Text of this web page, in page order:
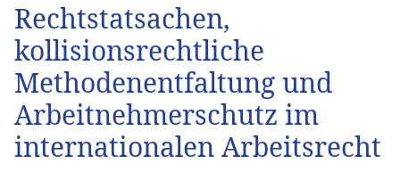
Rechtstatsachen,
kollisionsrechtliche
Methodenentfaltung und
Arbeitnehmerschutz im
internationalen Arbeitsrecht